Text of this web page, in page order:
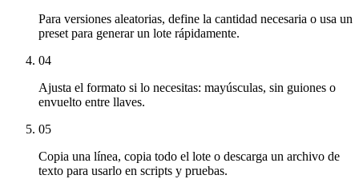
Para versiones aleatorias, define la cantidad necesaria o usa un
preset para generar un lote rápidamente.
04
Ajusta el formato si lo necesitas: mayúsculas, sin guiones o
envuelto entre llaves.
05
Copia una línea, copia todo el lote o descarga un archivo de
texto para usarlo en scripts y pruebas.